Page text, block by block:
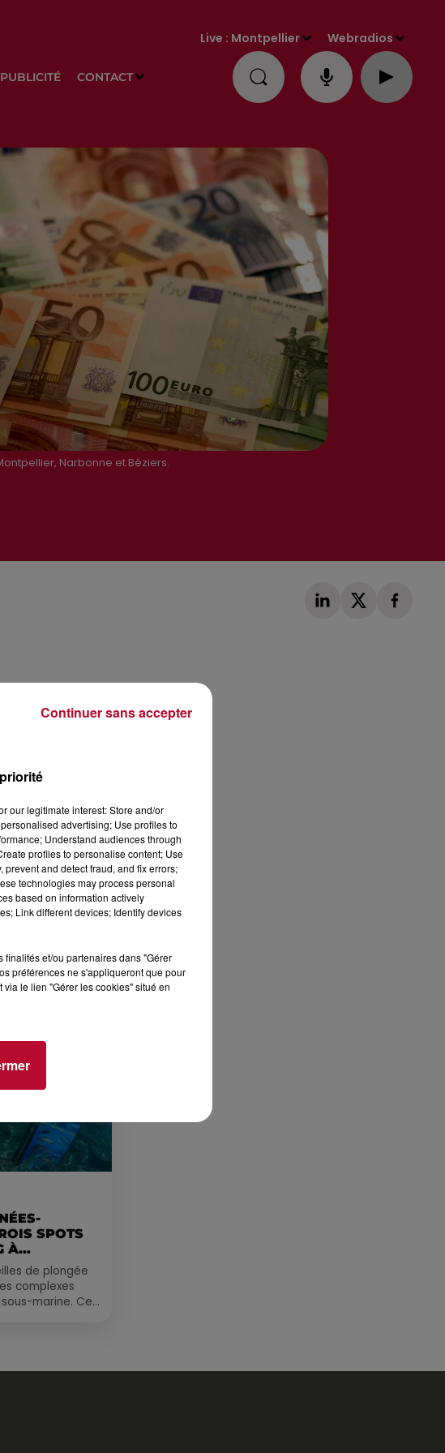
PUBLICITÉ CONTACT
Live : Montpellier Webradios
Narbonne et Béziers.
À LA MJC DE
SPOTS
À
de plongée
complexes
marine. Cet
our legitimate interest: Store and/or
advertising; Use profiles to
Understand audiences through
profiles to personalise content; Use
and detect fraud, and fix errors;
technologies may process personal
based on information actively
Link different devices; Identify devices
finalités et/ou partenaires dans "Gérer
préférences ne s'appliqueront que pour
le lien "Gérer les cookies" situé en
Continuer sans accepter